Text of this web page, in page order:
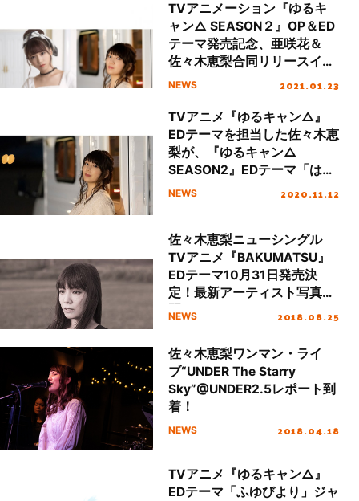
TVアニメーション『ゆるキ
ャン△ SEASON２』OP＆ED
テーマ発売記念、亜咲花＆
佐々木恵梨合同リリースイベ
ントとしてオンラインスペシ
NEWS 2021.01.23
TVアニメ『ゆるキャン△』
EDテーマを担当した佐々木恵
梨が、『ゆるキャン△
SEASON2』EDテーマ「はる
のとなり」を担当することが
NEWS 2020.11.12
佐々木恵梨ニューシングル
TVアニメ『BAKUMATSU』
EDテーマ10月31日発売決
定！最新アーティスト写真公
開！
NEWS 2018.08.25
佐々木恵梨ワンマン・ライ
ブ“UNDER The Starry
Sky”@UNDER2.5レポート到
着！
NEWS 2018.04.18
TVアニメ『ゆるキャン△』
EDテーマ「ふゆびより」ジャ